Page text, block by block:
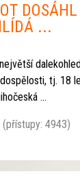
DOSÁHL
...
tj. 18
...
4943)